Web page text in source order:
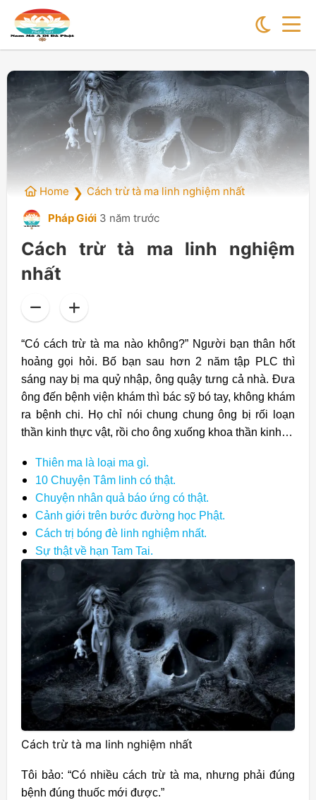
Home ❯ Cách trừ tà ma linh nghiệm nhất
Pháp Giới 3 năm trước
Cách trừ tà ma linh nghiệm
nhất
“Có cách trừ tà ma nào không?” Người bạn thân hốt
hoảng gọi hỏi. Bố bạn sau hơn 2 năm tập PLC thì
sáng nay bị ma quỷ nhập, ông quậy tưng cả nhà. Đưa
ông đến bệnh viện khám thì bác sỹ bó tay, không khám
ra bệnh chi. Họ chỉ nói chung chung ông bị rối loạn
thần kinh thực vật, rồi cho ông xuống khoa thần kinh…
Thiên ma là loại ma gì.
10 Chuyện Tâm linh có thật.
Chuyện nhân quả báo ứng có thật.
Cảnh giới trên bước đường học Phật.
Cách trị bóng đè linh nghiệm nhất.
Sự thật về hạn Tam Tai.
Cách trừ tà ma linh nghiệm nhất
Tôi bảo: “Có nhiều cách trừ tà ma, nhưng phải đúng
bệnh đúng thuốc mới được.”